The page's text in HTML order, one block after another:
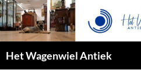
Het Wagenwiel Antiek